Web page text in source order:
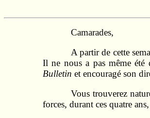
Camarades,
A partir de cette
Il ne nous a pas même été
Bulletin et encouragé son
Vous trouverez
forces, durant ces quatre